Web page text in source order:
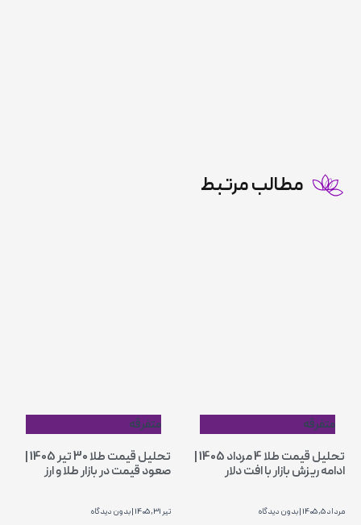
مطالب مرتبط
متفرقه
تحلیل قیمت طلا 4 مرداد 1405 |
ادامه ریزش بازار با افت دلار
مرداد 5, 1405 بدون دیدگاه
متفرقه
تحلیل قیمت طلا 30 تیر 1405 |
صعود قیمت در بازار طلا و ارز
تیر 31, 1405 بدون دیدگاه